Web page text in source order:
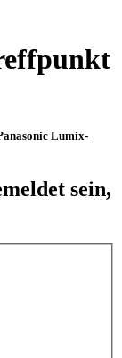
Lumix-
sein,